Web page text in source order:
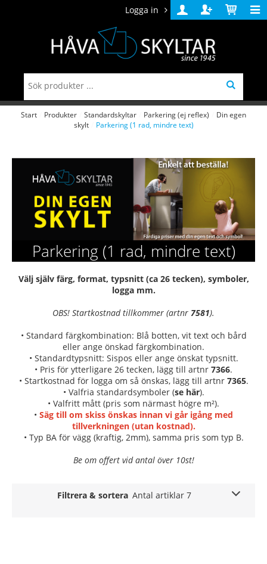
Logga in
Logga
in
Skapa
konto
Varukorg
Start Produkter Standardskyltar Parkering (ej reflex)
Din egen
skylt
Parkering (1 rad, mindre text)
Parkering (1 rad, mindre text)
Välj själv färg, format, typsnitt (ca 26 tecken), symboler,
logga mm.
OBS! Startkostnad tillkommer (artnr 7581).
• Standard färgkombination: Blå botten, vit text och bård
eller ange önskad färgkombination.
• Standardtypsnitt: Sispos eller ange önskat typsnitt.
• Pris för ytterligare 26 tecken, lägg till artnr 7366.
• Startkostnad för logga om så önskas, lägg till artnr 7365.
• Valfria standardsymboler (se här).
• Valfritt mått (pris som närmast högre m²).
• Säg till om skiss önskas innan vi går igång med
tillverkningen (utan kostnad).
• Typ BA för vägg (kraftig, 2mm), samma pris som typ B.
Be om offert vid antal över 10st!
Filtrera & sortera Antal artiklar 7